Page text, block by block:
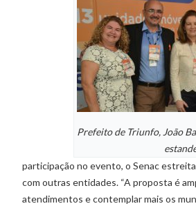
Prefeito de Triunfo, João
participação no evento, o Senac
com outras entidades. “A proposta é
atendimentos e contemplar mais os